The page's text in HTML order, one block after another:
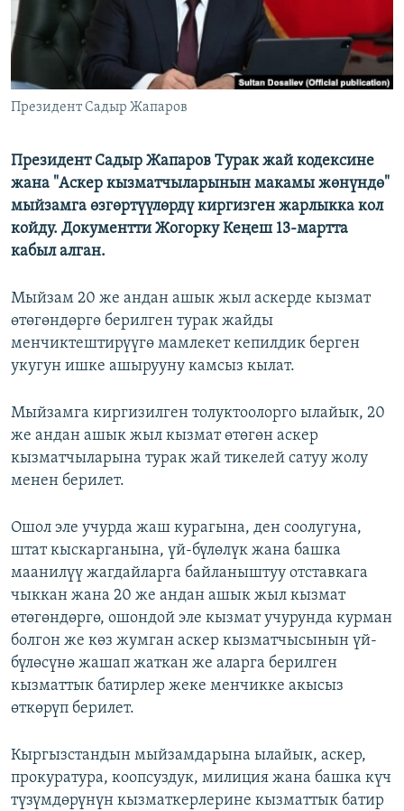
Президент Садыр Жапаров
Президент Садыр Жапаров Турак жай кодексине
жана "Аскер кызматчыларынын макамы жөнүндө"
мыйзамга өзгөртүүлөрдү киргизген жарлыкка кол
койду. Документти Жогорку Кеңеш 13-мартта
кабыл алган.
Мыйзам 20 же андан ашык жыл аскерде кызмат
өтөгөндөргө берилген турак жайды
менчиктештирүүгө мамлекет кепилдик берген
укугун ишке ашырууну камсыз кылат.
Мыйзамга киргизилген толуктоолорго ылайык, 20
же андан ашык жыл кызмат өтөгөн аскер
кызматчыларына турак жай тикелей сатуу жолу
менен берилет.
Ошол эле учурда жаш курагына, ден соолугуна,
штат кыскарганына, үй-бүлөлүк жана башка
маанилүү жагдайларга байланыштуу отставкага
чыккан жана 20 же андан ашык жыл кызмат
өтөгөндөргө, ошондой эле кызмат учурунда курман
болгон же көз жумган аскер кызматчысынын үй-
бүлөсүнө жашап жаткан же аларга берилген
кызматтык батирлер жеке менчикке акысыз
өткөрүп берилет.
Кыргызстандын мыйзамдарына ылайык, аскер,
прокуратура, коопсуздук, милиция жана башка күч
түзүмдөрүнүн кызматкерлерине кызматтык батир